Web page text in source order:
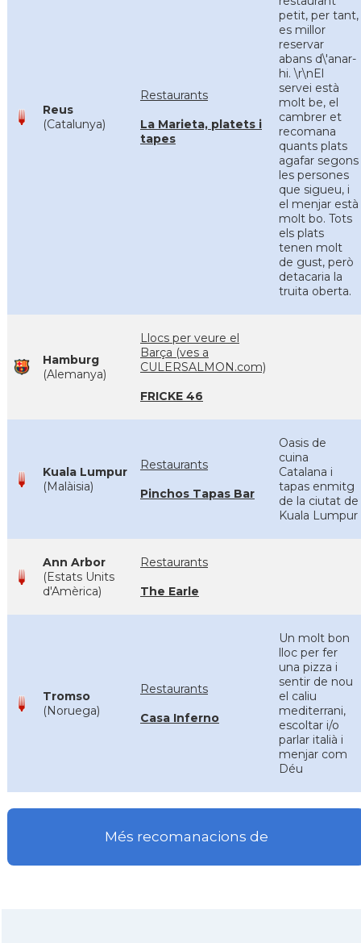
Reus
(Catalunya)
Restaurants
La Marieta, platets i
tapes
petit, per tant,
es millor
reservar
abans d\'anar-
hi. \r\nEl
servei està
molt be, el
cambrer et
recomana
quants plats
agafar segons
les persones
que sigueu, i
el menjar està
molt bo. Tots
els plats
tenen molt
de gust, però
detacaria la
truita oberta.
Hamburg
(Alemanya)
Llocs per veure el
Barça (ves a
CULERSALMON.com)
FRICKE 46
Kuala Lumpur
(Malàisia)
Restaurants
Pinchos Tapas Bar
Oasis de
cuina
Catalana i
tapas enmitg
de la ciutat de
Kuala Lumpur
Ann Arbor
(Estats Units
d'Amèrica)
Restaurants
The Earle
Tromso
(Noruega)
Restaurants
Casa Inferno
Un molt bon
lloc per fer
una pizza i
sentir de nou
el caliu
mediterrani,
escoltar i/o
parlar italià i
menjar com
Déu
Més recomanacions de